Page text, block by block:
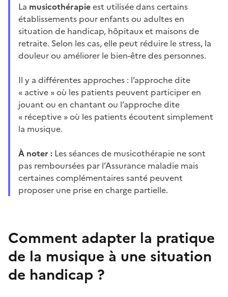
La musicothérapieest utilisée dans certains
établissements pour enfants ou adultes en
situation de handicap, hôpitaux et maisons de
retraite. Selon les cas, elle peut réduire le stress, la
douleur ou améliorer le bien-être des personnes.
Il y a différentes approches : l’approche dite
« active » où les patients peuvent participer en
jouant ou en chantant ou l’approche dite
« réceptive » où les patients écoutent simplement
la musique.
À noter : Les séances de musicothérapie ne sont
pas remboursées par l’Assurance maladie mais
certaines complémentaires santé peuvent
proposer une prise en charge partielle.
Comment adapter la pratique
de la musique à une situation
de handicap ?